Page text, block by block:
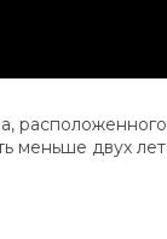
меньше двух